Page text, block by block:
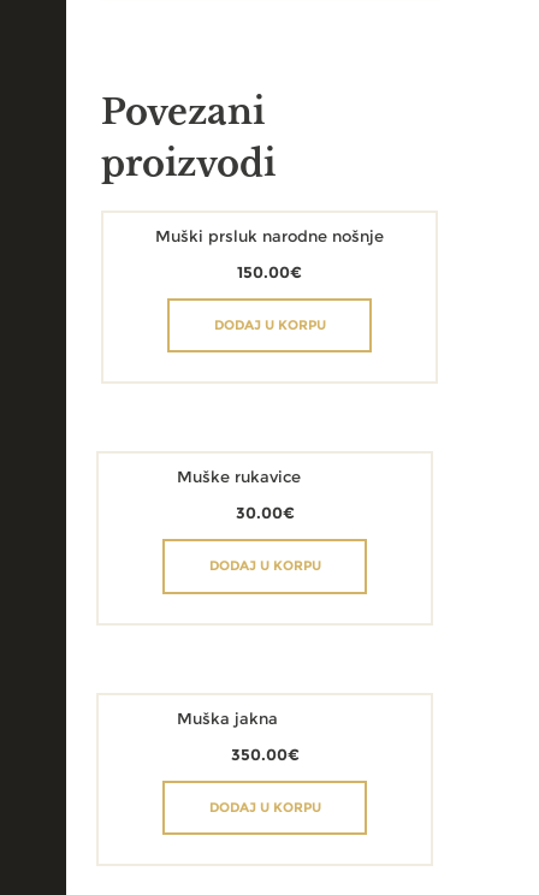
Povezani
proizvodi
Muški prsluk narodne nošnje
150.00€
DODAJ U KORPU
Muške rukavice
30.00€
DODAJ U KORPU
Muška jakna
350.00€
DODAJ U KORPU